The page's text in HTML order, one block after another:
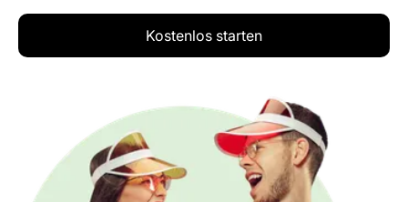
Kostenlos starten